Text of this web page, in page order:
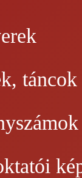
táncok